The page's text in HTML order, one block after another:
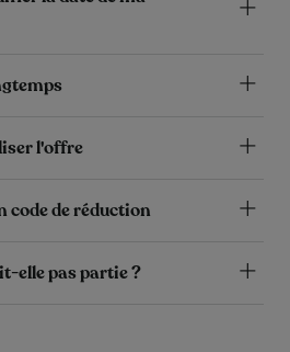
l'offre
de réduction
elle pas partie ?